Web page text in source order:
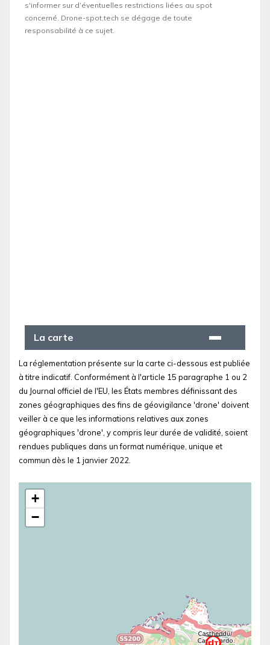
s'informer sur d’éventuelles restrictions liées au spot
concerné. Drone-spot.tech se dégage de toute
responsabilité à ce sujet.
La carte
La réglementation présente sur la carte ci-dessous est publiée
à titre indicatif. Conformément à l'article 15 paragraphe 1 ou 2
du Journal officiel de l'EU, les États membres définissant des
zones géographiques des fins de géovigilance 'drone' doivent
veiller à ce que les informations relatives aux zones
géographiques 'drone', y compris leur durée de validité, soient
rendues publiques dans un format numérique, unique et
commun dès le 1 janvier 2022.